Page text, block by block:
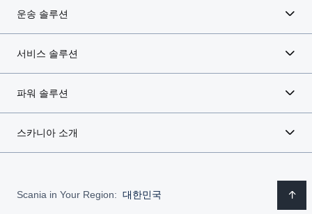
운송 솔루션
서비스 솔루션
파워 솔루션
스카니아 소개
Scania in Your Region: 대한민국